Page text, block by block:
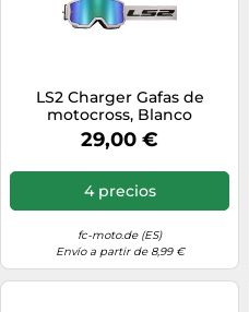
LS2 Charger Gafas de
motocross, Blanco
29,00 €
4 precios
fc-moto.de (ES)
Envío a partir de 8,99 €